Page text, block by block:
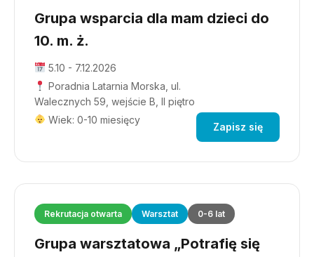
Grupa wsparcia dla mam dzieci do
10. m. ż.
5.10 - 7.12.2026
Poradnia Latarnia Morska, ul.
Walecznych 59, wejście B, II piętro
Wiek: 0-10 miesięcy
Zapisz się
Rekrutacja otwarta Warsztat 0-6 lat
Grupa warsztatowa „Potrafię się